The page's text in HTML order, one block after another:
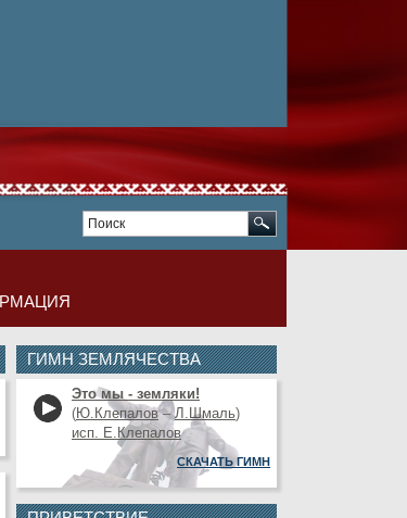
ГИМН ЗЕМЛЯЧЕСТВА
Это мы - земляки!
(Ю.Клепалов–Л.Шмаль)
исп. Е.Клепалов
СКАЧАТЬ ГИМН